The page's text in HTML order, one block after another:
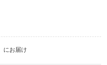
にお届け